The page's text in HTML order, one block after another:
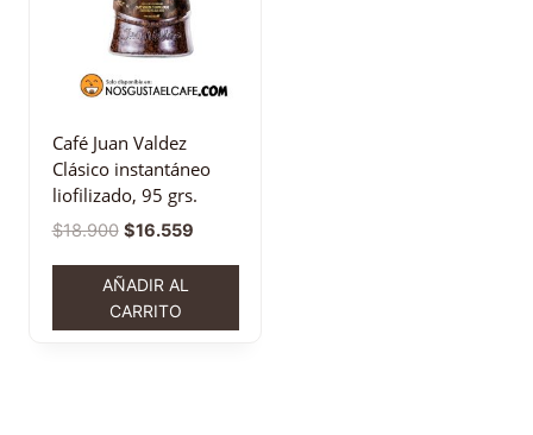
Café Juan Valdez
Clásico instantáneo
liofilizado, 95 grs.
$18.900 $16.559
AÑADIR AL
CARRITO